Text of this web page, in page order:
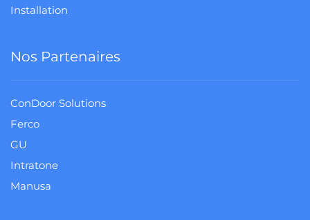
Installation
Nos Partenaires
ConDoor Solutions
Ferco
GU
Intratone
Manusa